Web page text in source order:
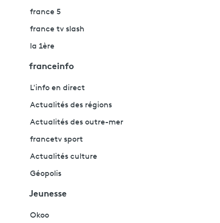
france 5
france tv slash
la 1ère
franceinfo
L'info en direct
Actualités des régions
Actualités des outre-mer
francetv sport
Actualités culture
Géopolis
Jeunesse
Okoo